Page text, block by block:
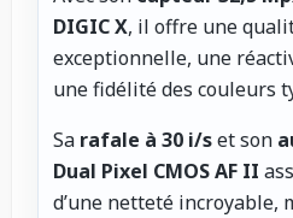
DIGIC X, il offre une
exceptionnelle, une
une fidélité des couleurs
Sa rafale à 30 i/set son
Dual Pixel CMOS AF II
d’une netteté incroyable,